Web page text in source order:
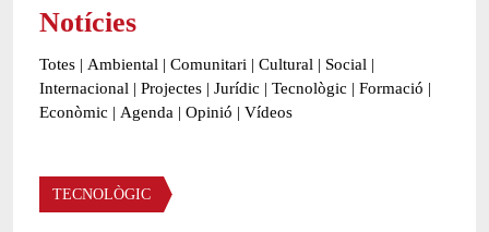
Notícies
Totes | Ambiental | Comunitari | Cultural | Social |
Internacional | Projectes | Jurídic | Tecnològic | Formació |
Econòmic | Agenda | Opinió | Vídeos
Àmbit de la notícia
TECNOLÒGIC